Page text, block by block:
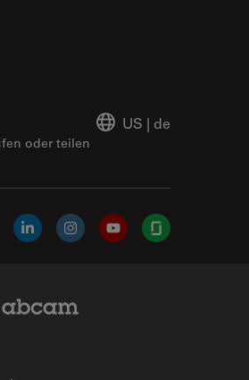
oder teilen
US | de
LinkedInInstagramYouTubeGlassdoor